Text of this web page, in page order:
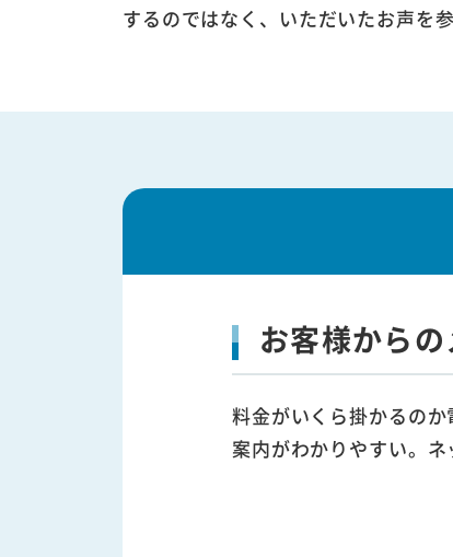
するのではなく、いただいたお声を
お客様から
料金がいくら掛かるのか
案内がわかりやすい。